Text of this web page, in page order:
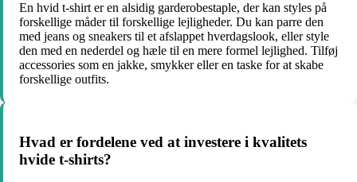
En hvid t-shirt er en alsidig garderobestaple, der kan styles på
forskellige måder til forskellige lejligheder. Du kan parre den
med jeans og sneakers til et afslappet hverdagslook, eller style
den med en nederdel og hæle til en mere formel lejlighed. Tilføj
accessories som en jakke, smykker eller en taske for at skabe
forskellige outfits.
Hvad er fordelene ved at investere i kvalitets
hvide t-shirts?